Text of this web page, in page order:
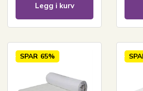
Legg i kurv
SPAR 65%